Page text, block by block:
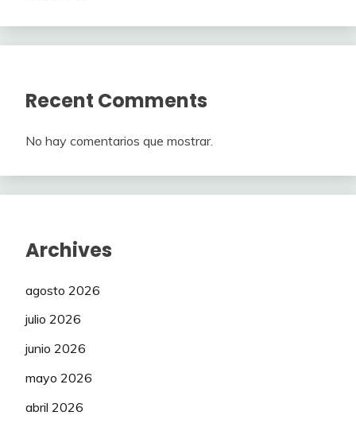
Recent Comments
No hay comentarios que mostrar.
Archives
agosto 2026
julio 2026
junio 2026
mayo 2026
abril 2026